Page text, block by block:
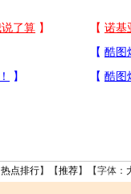
热点排行】【推荐】【字体：